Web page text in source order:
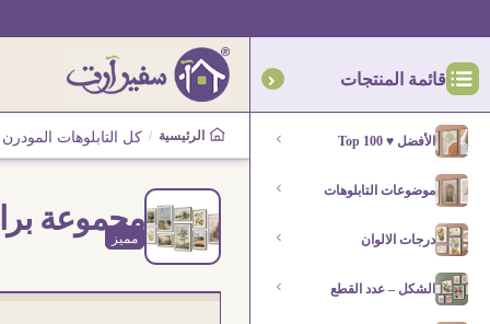
قائمة المنتجات
الأفضل ♥ Top 100
موضوعات التابلوهات
درجات الالوان
الشكل – عدد القطع
الرئيسية / كل التابلوهات المودرن
مجموعة
مميز